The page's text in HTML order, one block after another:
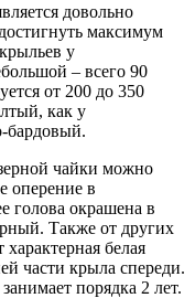
довольно
максимум
у
– всего 90
от 200 до 350
как у
бардовый.
чайки можно
оперение в
голова окрашена в
Также от других
белая
части крыла спереди.
порядка 2 лет.